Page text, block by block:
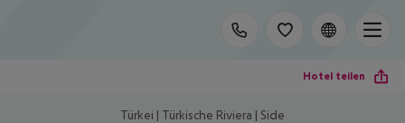
Hotel teilen
Türkei | Türkische Riviera | Side